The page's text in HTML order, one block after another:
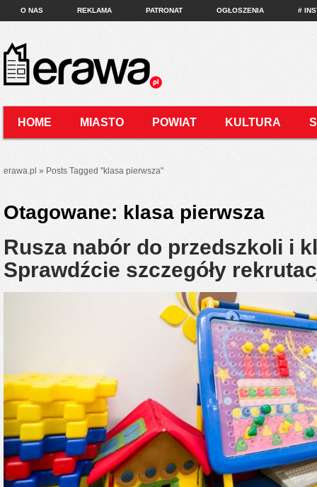
O NAS REKLAMA PATRONAT OGŁOSZENIA #
HOME MIASTO POWIAT KULTURA
erawa.pl » Posts Tagged "klasa pierwsza"
Otagowane: klasa pierwsza
Rusza nabór do przedszkoli i
Sprawdźcie szczegóły